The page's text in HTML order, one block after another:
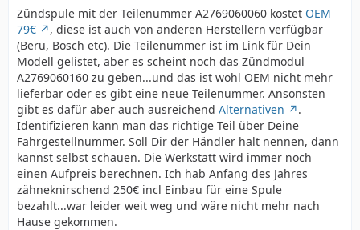
Zündspule mit der Teilenummer A2769060060 kostet OEM
79€
, diese ist auch von anderen Herstellern verfügbar
(Beru, Bosch etc). Die Teilenummer ist im Link für Dein
Modell gelistet, aber es scheint noch das Zündmodul
A2769060160 zu geben...und das ist wohl OEM nicht mehr
lieferbar oder es gibt eine neue Teilenummer. Ansonsten
gibt es dafür aber auch ausreichend Alternativen
.
Identifizieren kann man das richtige Teil über Deine
Fahrgestellnummer. Soll Dir der Händler halt nennen, dann
kannst selbst schauen. Die Werkstatt wird immer noch
einen Aufpreis berechnen. Ich hab Anfang des Jahres
zähneknirschend 250€ incl Einbau für eine Spule
bezahlt...war leider weit weg und wäre nicht mehr nach
Hause gekommen.